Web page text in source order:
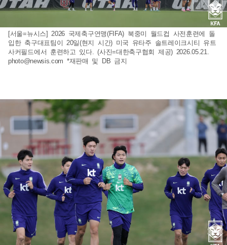
[서울=뉴시스] 2026 국제축구연맹(FIFA) 북중미 월드컵 사전훈련에 돌
입한 축구대표팀이 20일(현지 시간) 미국 유타주 솔트레이크시티 유트
사커필드에서 훈련하고 있다. (사진=대한축구협회 제공) 2026.05.21.
photo@newsis.com *재판매 및 DB 금지